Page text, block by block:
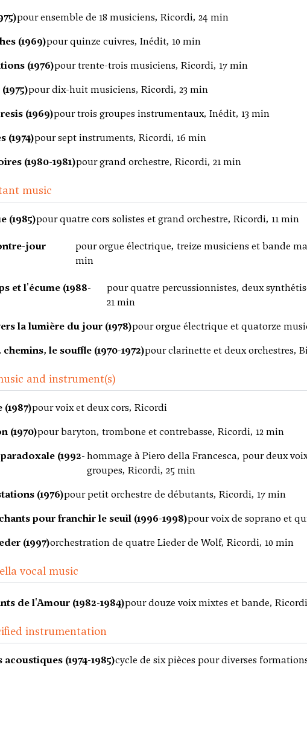
pour ensemble de 18 musiciens, Ricordi, 24 min
(1969)pour quinze cuivres, Inédit, 10 min
(1976)pour trente-trois musiciens, Ricordi, 17 min
pour dix-huit musiciens, Ricordi, 23 min
(1969)pour trois groupes instrumentaux, Inédit, 13 min
(1974)pour sept instruments, Ricordi, 16 min
(1980-1981)pour grand orchestre, Ricordi, 21 min
music
(1985)pour quatre cors solistes et grand orchestre, Ricordi, 11 min
jour
pour orgue électrique, treize musiciens et bande
min
et l'écume (1988-
pour quatre percussionnistes, deux
21 min
la lumière du jour (1978)pour orgue électrique et quatorze
chemins, le souffle (1970-1972)pour clarinette et deux orchestres,
and instrument(s)
(1987)pour voix et deux cors, Ricordi
(1970)pour baryton, trombone et contrebasse, Ricordi, 12 min
(1992-hommage à Piero della Francesca, pour deux
groupes, Ricordi, 25 min
(1976)pour petit orchestre de débutants, Ricordi, 17 min
pour franchir le seuil (1996-1998)pour voix de soprano et
(1997)orchestration de quatre Lieder de Wolf, Ricordi, 10 min
vocal music
de l'Amour (1982-1984)pour douze voix mixtes et bande,
instrumentation
acoustiques (1974-1985)cycle de six pièces pour diverses